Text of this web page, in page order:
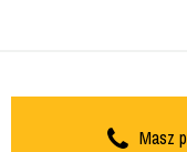
Masz